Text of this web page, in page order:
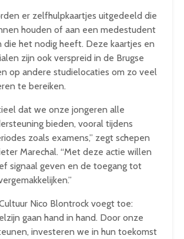
er zelfhulpkaartjes uitgedeeld die
houden of aan een medestudent
die het nodig heeft. Deze kaartjes en
zijn ook verspreid in de Brugse
op andere studielocaties om zo veel
te bereiken.
dat we onze jongeren alle
bieden, vooral tijdens
zoals examens,” zegt schepen
Marechal. “Met deze actie willen
signaal geven en de toegang tot
Nico Blontrock voegt toe:
gaan hand in hand. Door onze
investeren we in hun toekomst